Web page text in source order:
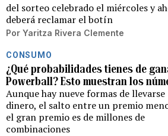
del sorteo celebrado el miércoles y
deberá reclamar el botín
Por Yaritza Rivera Clemente
CONSUMO
¿Qué probabilidades tienes de
Powerball? Esto muestran los
Aunque hay nueve formas de llevarse
dinero, el salto entre un premio
el gran premio es de millones de
combinaciones